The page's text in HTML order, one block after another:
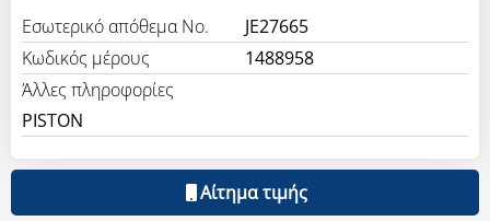
Εσωτερικό απόθεμα Νο.
JE27665
Κωδικός μέρους
1488958
Άλλες πληροφορίες
PISTON
Αίτημα τιμής